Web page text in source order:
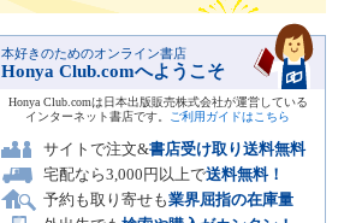
本好きのためのオンライン書店
Honya Club.comへようこそ
Honya Club.comは日本出版販売株式会社が運営している
インターネット書店です。
ご利用ガイドはこちら
サイトで注文&書店受け取り送料無料
宅配なら3,000円以上で送料無料！
予約も取り寄せも業界屈指の在庫量